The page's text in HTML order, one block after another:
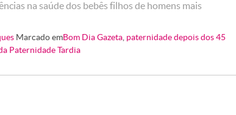
na saúde dos bebês filhos de homens mais
Marcado emBom Dia Gazeta paternidade depois dos 45
Paternidade Tardia